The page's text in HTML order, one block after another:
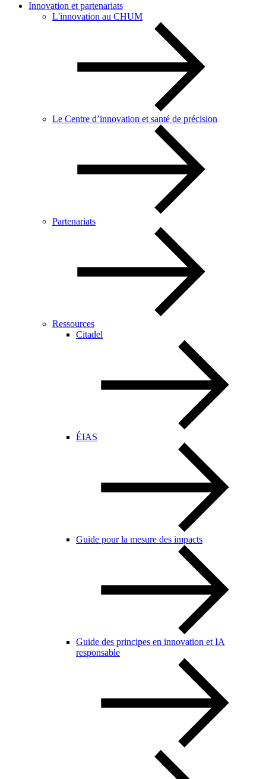
Innovation et partenariats
L'innovation au CHUM
Le Centre d’innovation et santé de précision
Partenariats
Ressources
Citadel
ÉIAS
Guide pour la mesure des impacts
Guide des principes en innovation et IA
responsable